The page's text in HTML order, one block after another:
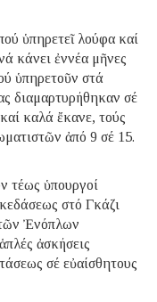
ὑπηρετεῖ λούφα καί
κάνει ἐννέα μῆνες
ὑπηρετοῦν στά
διαμαρτυρήθηκαν σέ
καλά ἔκανε, τούς
ἀπό 9 σέ 15.
τέως ὑπουργοί
στό Γκάζι
τῶν Ἐνόπλων
ἀσκήσεις
σέ εὐαίσθητους